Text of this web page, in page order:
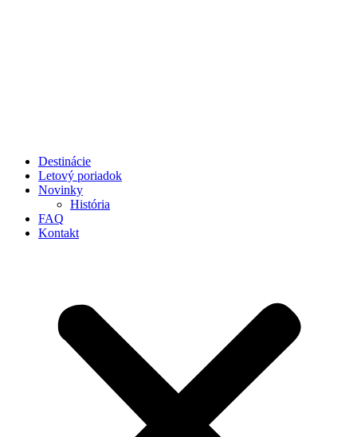
Destinácie
Letový poriadok
Novinky
História
FAQ
Kontakt